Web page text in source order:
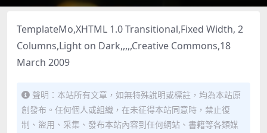
TemplateMo,XHTML 1.0 Transitional,Fixed Width, 2
Columns,Light on Dark,,,,,Creative Commons,18
March 2009
聲明：本站所有文章，如無特殊說明或標註，均為本站原
創發布。任何個人或組織，在未征得本站同意時，禁止復
制、盜用、采集、發布本站內容到任何網站、書籍等各類媒